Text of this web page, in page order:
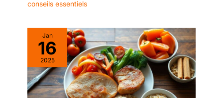
conseils essentiels
Jan
16
2025